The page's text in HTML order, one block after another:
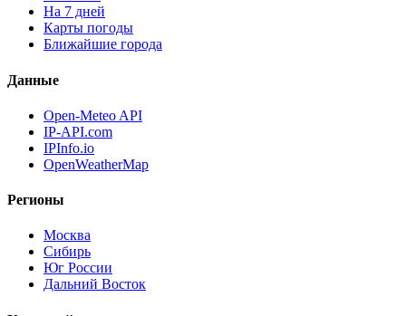
На 7 дней
Карты погоды
Ближайшие города
Данные
Open-Meteo API
IP-API.com
IPInfo.io
OpenWeatherMap
Регионы
Москва
Сибирь
Юг России
Дальний Восток